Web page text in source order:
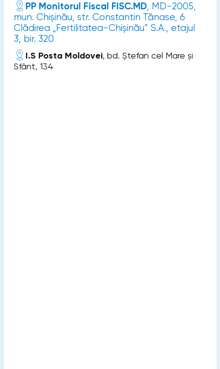
PP Monitorul Fiscal FISC.MD, MD-2005,
mun. Chișinău, str. Constantin Tănase, 6
Clădirea „Fertilitatea-Chișinău” S.A., etajul
3, bir. 320
I.S Posta Moldovei, bd. Ștefan cel Mare și
Sfânt, 134